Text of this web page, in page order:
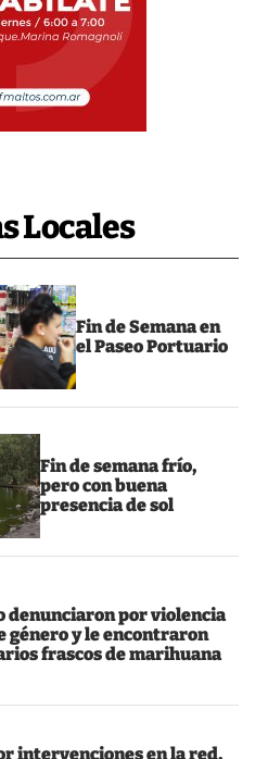
Locales
Fin de Semana en
el Paseo Portuario
Fin de semana frío,
pero con buena
presencia de sol
denunciaron por violencia
género y le encontraron
frascos de marihuana
intervenciones en la red,